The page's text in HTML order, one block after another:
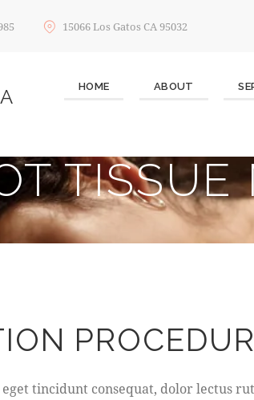
15066 Los Gatos CA 95032
HOME ABOUT
TISSUE
tincidunt consequat, dolor lectus